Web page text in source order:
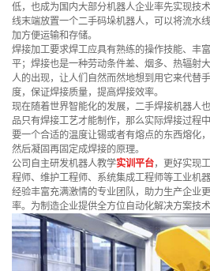
低，也成为国内大部分机器人企业率先实现技
线末端放置一个二手码垛机器人，可以将流水
加方便运输和存储。
焊接加工要求焊工应具有熟练的操作技能、丰
平；焊接也是一种劳动条件差、烟多、热辐射
人的出现，让人们自然而然地想到用它来代替
度，保证焊接质量，提高焊接效率。
现在随着世界智能化的发展，二手焊接机器人
品只有焊接工艺才能制作，那么实际焊接过程
要一个合适的温度让锡或者有熔点的东西熔化
然后凝固再固定成焊接的原理。
公司自主研发机器人教学实训平台，更好实现
程师、维护工程师、系统集成工程师等工业机
经验丰富充满激情的专业团队，助力生产企业
率。为制造企业提供全方位自动化解决方案技术